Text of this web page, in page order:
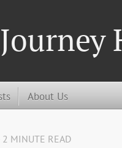
About Us
MINUTE READ